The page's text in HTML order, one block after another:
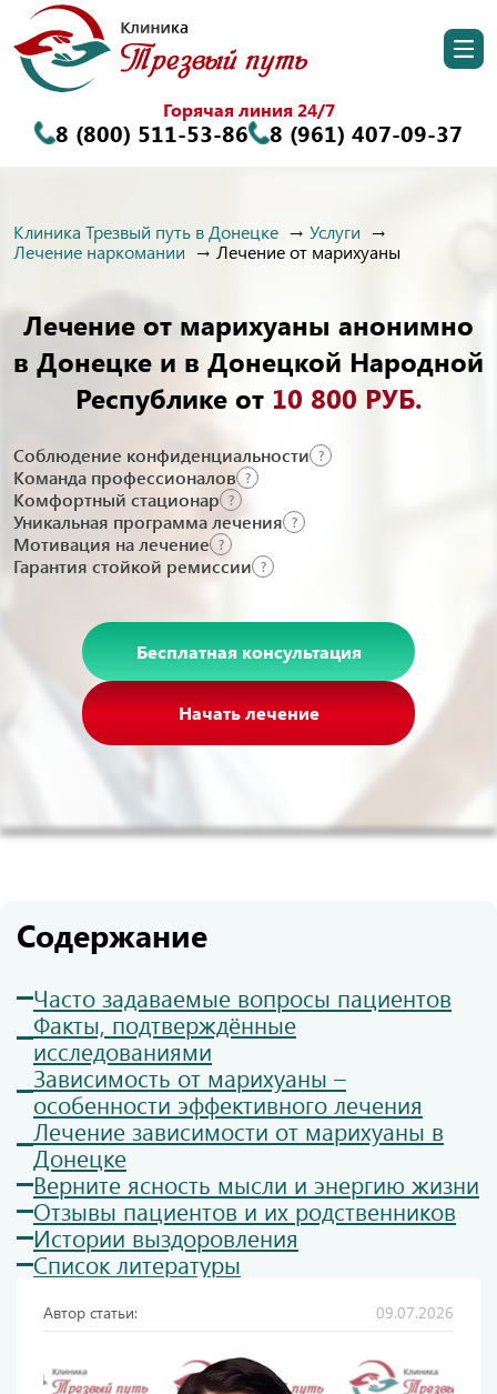
Горячая линия 24/7
8 (800) 511-53-86 8 (961) 407-09-37
Клиника Трезвый путь в Донецке
Услуги
Лечение наркомании
Лечение от марихуаны
Лечение от марихуаны анонимно
в Донецке и в Донецкой Народной
Республике от 10 800 РУБ.
Соблюдение конфиденциальности ?
Команда профессионалов ?
Комфортный стационар ?
Уникальная программа лечения ?
Мотивация на лечение ?
Гарантия стойкой ремиссии ?
Бесплатная консультация
Начать лечение
Содержание
Часто задаваемые вопросы пациентов
Факты, подтверждённые
исследованиями
Зависимость от марихуаны –
особенности эффективного лечения
Лечение зависимости от марихуаны в
Донецке
Верните ясность мысли и энергию жизни
Отзывы пациентов и их родственников
Истории выздоровления
Список литературы
Автор статьи: 09.07.2026